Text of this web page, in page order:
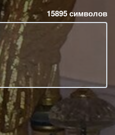
15895символов